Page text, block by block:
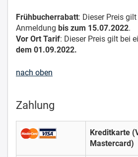
Frühbucherrabatt: Dieser Preis
Anmeldung bis zum 15.07.2022.
Vor Ort Tarif: Dieser Preis gilt bei
dem 01.09.2022.
nach oben
Zahlung
Kreditkarte
Mastercard)